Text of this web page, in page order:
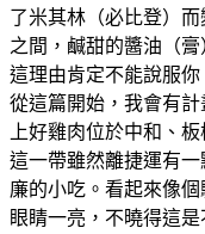
了米其林（必比登）
之間，鹹甜的醬油（膏
這理由肯定不能說服你
從這篇開始，我會有
上好雞肉位於中和、
這一帶雖然離捷運有
廉的小吃。看起來像
眼睛一亮，不曉得這